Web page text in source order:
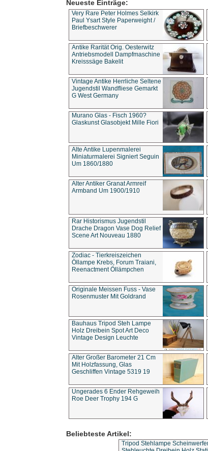
Neueste Einträge:
Very Rare Peter Holmes Selkirk
Paul Ysart Style Paperweight /
Briefbeschwerer
Antike Rarität Orig. Oesterwitz
Antriebsmodell Dampfmaschine
Kreisssäge Bakelit
Vintage Antike Herrliche Seltene
Jugendstil Wandfliese Gemarkt
G West Germany
Murano Glas - Fisch 1960?
Glaskunst Glasobjekt Mille Fiori
Alte Antike Lupenmalerei
Miniaturmalerei Signiert Seguin
Um 1860/1880
Alter Antiker Granat Armreif
Armband Um 1900/1910
Rar Historismus Jugendstil
Drache Dragon Vase Dog Relief
Scene Art Nouveau 1880
Zodiac - Tierkreiszeichen
Öllampe Krebs, Forum Traiani,
Reenactment Öllämpchen
Originale Meissen Fuss - Vase
Rosenmuster Mit Goldrand
Bauhaus Tripod Steh Lampe
Holz Dreibein Spot Art Deco
Vintage Design Leuchte
Alter Großer Barometer 21 Cm
Mit Holzfassung, Glas
Geschliffen Vintage 5319 19
Ungerades 6 Ender Rehgeweih
Roe Deer Trophy 194 G
Beliebteste Artikel:
Tripod Stehlampe